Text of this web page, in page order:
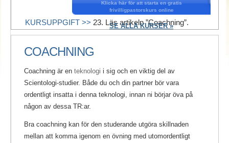
Klicka här för att starta en gratis
frivilligpastorskurs online
SE ALLA KURSER »
KURSUPPGIFT >> 23. Läs artikeln ”Coachning”.
COACHNING
Coachning är en teknologi i sig och en viktig del av
Scientologi-studier. Både du och din partner bör vara
ordentligt insatta i denna teknologi, innan ni börjar öva på
någon av dessa TR:ar.
Bra coachning kan för den studerande utgöra skillnaden
mellan att komma igenom en övning med utomordentligt